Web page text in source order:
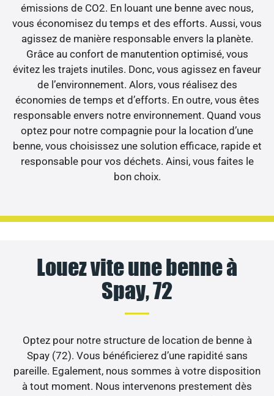
émissions de CO2. En louant une benne avec nous,
vous économisez du temps et des efforts. Aussi, vous
agissez de manière responsable envers la planète.
Grâce au confort de manutention optimisé, vous
évitez les trajets inutiles. Donc, vous agissez en faveur
de l’environnement. Alors, vous réalisez des
économies de temps et d’efforts. En outre, vous êtes
responsable envers notre environnement. Quand vous
optez pour notre compagnie pour la location d’une
benne, vous choisissez une solution efficace, rapide et
responsable pour vos déchets. Ainsi, vous faites le
bon choix.
Louez vite une benne à
Spay, 72
Optez pour notre structure de location de benne à
Spay (72). Vous bénéficierez d’une rapidité sans
pareille. Egalement, nous sommes à votre disposition
à tout moment. Nous intervenons prestement dès